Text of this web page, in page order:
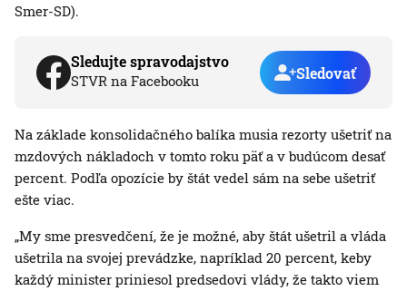
Smer-SD).
Sledujte spravodajstvo
STVR na Facebooku Sledovať
Na základe konsolidačného balíka musia rezorty ušetriť na
mzdových nákladoch v tomto roku päť a v budúcom desať
percent. Podľa opozície by štát vedel sám na sebe ušetriť
ešte viac.
„My sme presvedčení, že je možné, aby štát ušetril a vláda
ušetrila na svojej prevádzke, napríklad 20 percent, keby
každý minister priniesol predsedovi vlády, že takto viem